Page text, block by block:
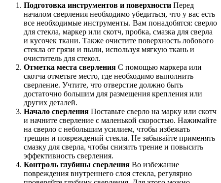
Подготовка инструментов и поверхности Перед
началом сверления необходимо убедиться, что у вас есть
все необходимые инструменты. Вам понадобятся: сверло
для стекла, маркер или скотч, пробка, смазка для сверла
и кусочек ткани. Также очистите поверхность лобового
стекла от грязи и пыли, используя мягкую ткань и
очиститель для стекол.
Отметка места сверления С помощью маркера или
скотча отметьте место, где необходимо выполнить
сверление. Учтите, что отверстие должно быть
достаточно большим для размещения крепления или
других деталей.
Начало сверления Поставьте сверло на марку или скотч
и начните сверление с маленькой скоростью. Нажимайте
на сверло с небольшим усилием, чтобы избежать
трещин и повреждений стекла. Не забывайте применять
смазку для сверла, чтобы снизить трение и повысить
эффективность сверления.
Контроль глубины сверления Во избежание
повреждения внутреннего слоя стекла, регулярно